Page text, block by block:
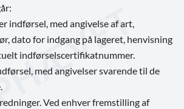
indførsel, med angivelse af art,
dato for indgang på lageret, henvisning
indførselscertifikatnummer.
med angivelser svarende til de
Ved enhver fremstilling af